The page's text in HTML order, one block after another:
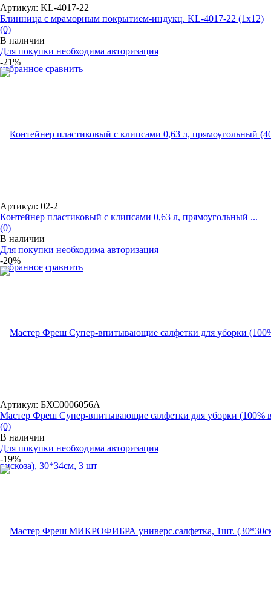
избранное сравнить
Артикул: KL-4017-22
Блинница с мраморным покрытием-индукц. KL-4017-22 (1x12)
(0)
В наличии
Для покупки необходима авторизация
-21%
избранное сравнить
Артикул: 02-2
Контейнер пластиковый с клипсами 0,63 л, прямоугольный ...
(0)
В наличии
Для покупки необходима авторизация
-20%
Артикул: БХС0006056А
Мастер Фреш Супер-впитывающие салфетки для уборки (100%
(0)
В наличии
Для покупки необходима авторизация
-19%